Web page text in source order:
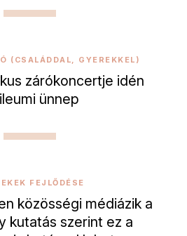
(CSALÁDDAL, GYEREKKEL)
zárókoncertje idén
ünnep
FEJLŐDÉSE
közösségi médiázik a
kutatás szerint ez a